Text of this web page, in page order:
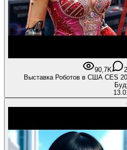
90,7K
Выставка Роботов в США CES